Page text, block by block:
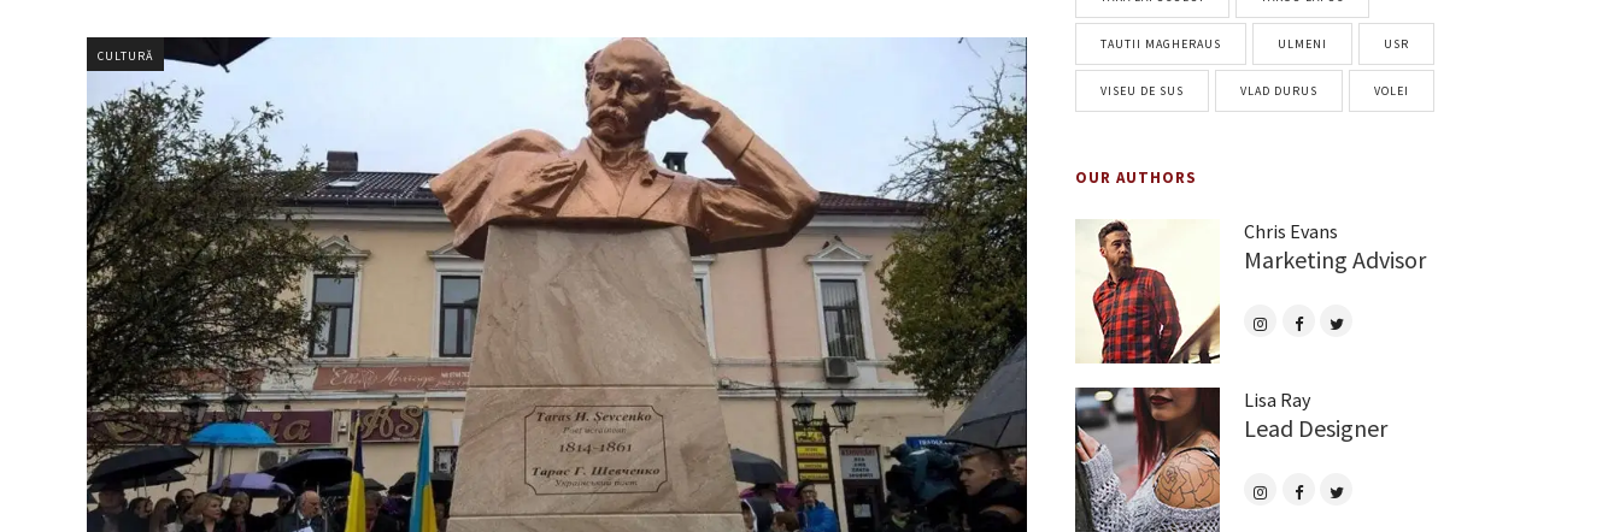
CULTURĂ
TAUTII MAGHERAUS ULMENI USR
VISEU DE SUS VLAD DURUS VOLEI
OUR AUTHORS
Chris Evans
Marketing Advisor
Lisa Ray
Lead Designer